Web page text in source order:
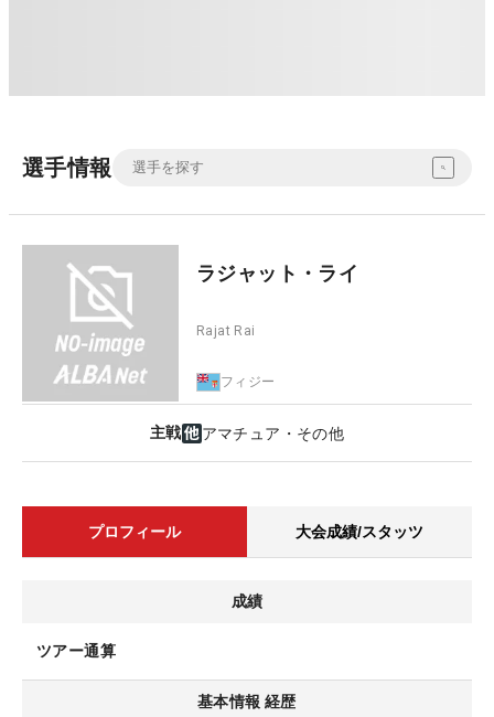
選手情報
ラジャット・ライ
Rajat Rai
フィジー
主戦 アマチュア・その他
プロフィール 大会成績/スタッツ
成績
ツアー通算
基本情報 経歴